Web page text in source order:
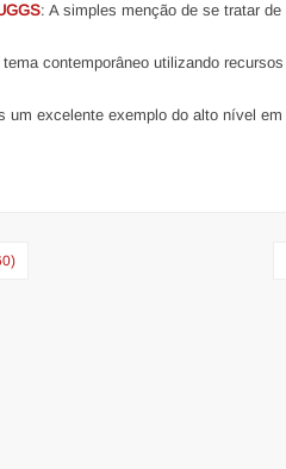
: A simples menção de se tratar
contemporâneo utilizando
um excelente exemplo do alto nível